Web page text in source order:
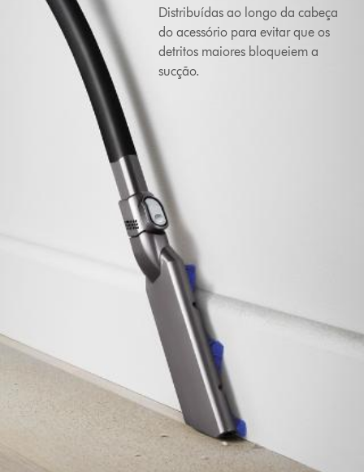
Distribuídas ao longo da cabeça
do acessório para evitar que os
detritos maiores bloqueiem a
sucção.